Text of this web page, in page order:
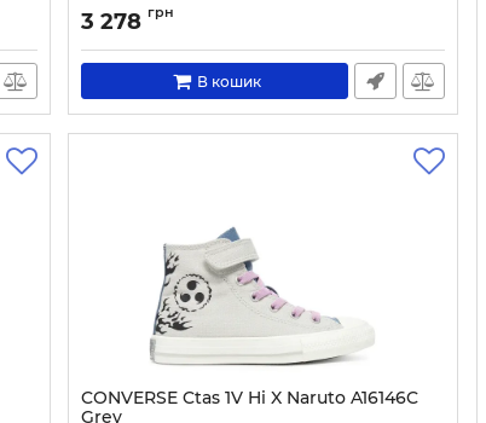
Артикул: 0000303254308-36
3 278 грн
В кошик
CONVERSE Ctas 1V Hi X Naruto A16146C
Grey